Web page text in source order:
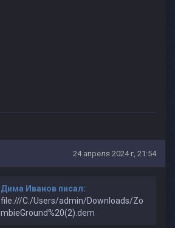
24 апреля 2024 г, 21:54
Дима Иванов писал:
file:///C:/Users/admin/Downloads/Zo
mbieGround%20(2).dem